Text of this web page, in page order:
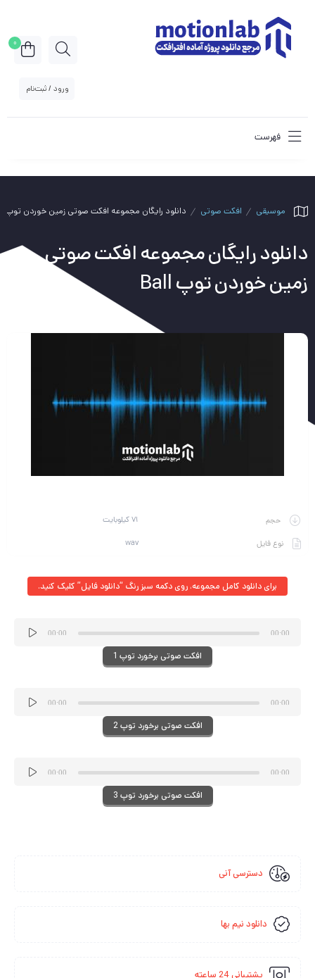
ورود / ثبت‌نام
0
فهرست
موسیقی افکت صوتی دانلود رایگان مجموعه افکت صوتی زمین خوردن توپ Ball
دانلود رایگان مجموعه افکت صوتی
زمین خوردن توپ Ball
حجم 71 کیلوبایت
نوع فایل wav
برای دانلود کامل مجموعه، روی دکمه سبز رنگ “دانلود فایل” کلیک کنید.
00:00 00:00
افکت صوتی برخورد توپ 1
00:00 00:00
افکت صوتی برخورد توپ 2
00:00 00:00
افکت صوتی برخورد توپ 3
دسترسی آنی
دانلود نیم بها
پشتیبانی 24 ساعته